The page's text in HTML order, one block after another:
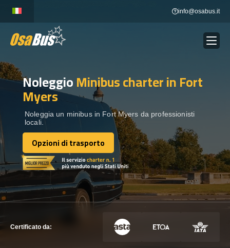
content
info@osabus.it
NOLEGGIO AUTOBUS Show dropdown
DESTINAZIONI
FLOTTA
METTITI IN CONTATTO
METTITI IN CONTATTO
NoleggioMinibus charterin Fort
Myers
Noleggia un minibus in Fort Myers da professionisti
locali.
Opzioni di trasporto
Opzioni di trasporto
Certificato da: